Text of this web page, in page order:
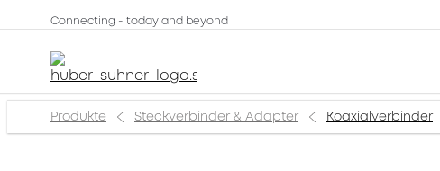
Connecting - today and beyond
Produkte Steckverbinder & Adapter Koaxialverbinder